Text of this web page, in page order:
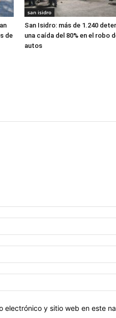
de
san isidro
San Isidro: más de 1.240
una caída del 80% en el robo
autos
electrónico y sitio web en este